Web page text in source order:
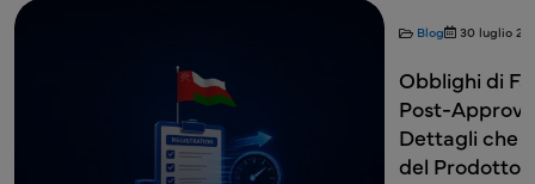
Blog 30 luglio
Obblighi di
Post-
Dettagli che i
del Prodotto